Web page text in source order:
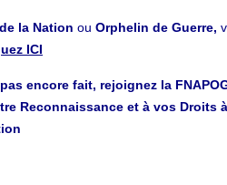
la Nation ou Orphelin de Guerre,
ICI
encore fait, rejoignez la
Reconnaissance et à vos Droits